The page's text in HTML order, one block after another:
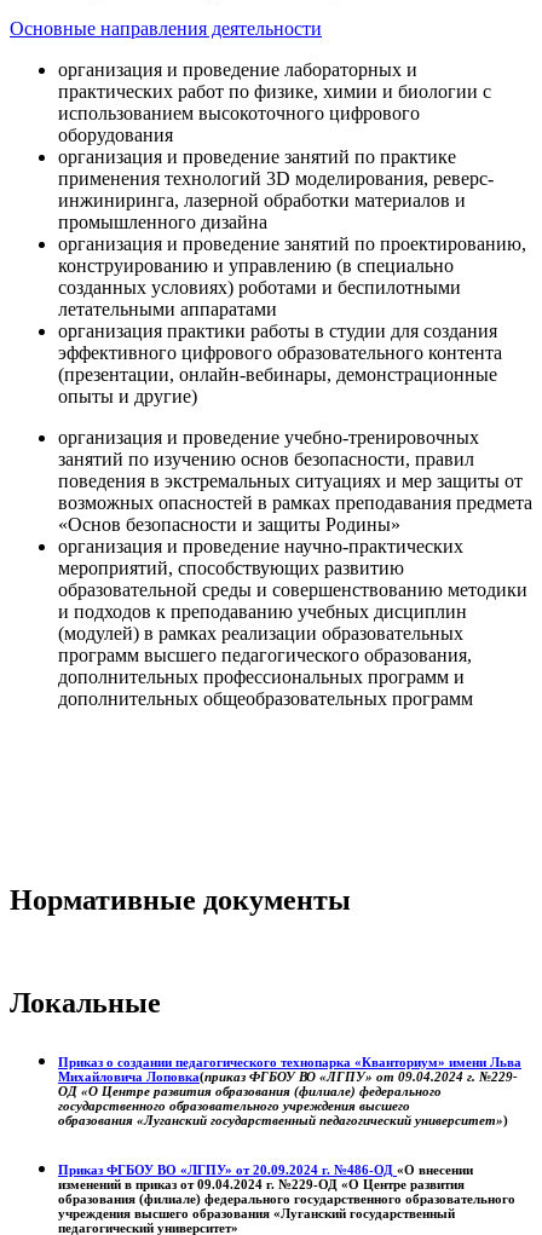
Основные направления деятельности
организация и проведение лабораторных и
практических работ по физике, химии и биологии с
использованием высокоточного цифрового
оборудования
организация и проведение занятий по практике
применения технологий 3D моделирования, реверс-
инжиниринга, лазерной обработки материалов и
промышленного дизайна
организация и проведение занятий по проектированию,
конструированию и управлению (в специально
созданных условиях) роботами и беспилотными
летательными аппаратами
организация практики работы в студии для создания
эффективного цифрового образовательного контента
(презентации, онлайн-вебинары, демонстрационные
опыты и другие)
организация и проведение учебно-тренировочных
занятий по изучению основ безопасности, правил
поведения в экстремальных ситуациях и мер защиты от
возможных опасностей в рамках преподавания предмета
«Основ безопасности и защиты Родины»
организация и проведение научно-практических
мероприятий, способствующих развитию
образовательной среды и совершенствованию методики
и подходов к преподаванию учебных дисциплин
(модулей) в рамках реализации образовательных
программ высшего педагогического образования,
дополнительных профессиональных программ и
дополнительных общеобразовательных программ
Нормативные документы
Локальные
Приказ о создании педагогического технопарка «Кванториум» имени Льва
Михайловича Лоповка(приказ ФГБОУ ВО «ЛГПУ» от 09.04.2024 г. №229-
ОД «О Центре развития образования (филиале) федерального
государственного образовательного учреждения высшего
образования «Луганский государственный педагогический университет»)
Приказ ФГБОУ ВО «ЛГПУ» от 20.09.2024 г. №486-ОД «О внесении
изменений в приказ от 09.04.2024 г. №229-ОД «О Центре развития
образования (филиале) федерального государственного образовательного
учреждения высшего образования «Луганский государственный
педагогический университет»